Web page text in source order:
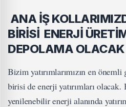
ANA İŞ
BİRİSİ ENERJİ
DEPOLAMA OLACAK
Bizim yatırımlarımızın en
birisi de enerji yatırımları
yenilenebilir enerji alanında